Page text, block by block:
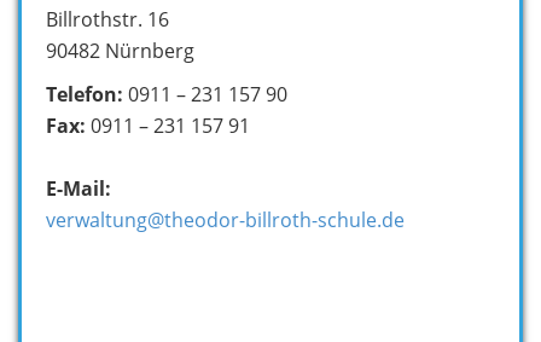
Billrothstr. 16
90482 Nürnberg
Telefon: 0911 – 231 157 90
Fax: 0911 – 231 157 91
E-Mail:
verwaltung@theodor-billroth-schule.de